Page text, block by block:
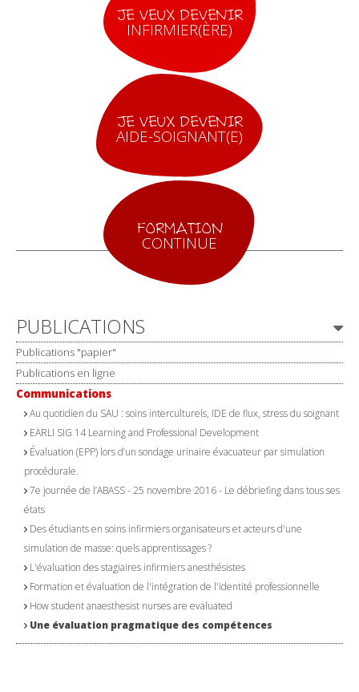
JE VEUX DEVENIR
INFIRMIER(ÈRE)
JE VEUX DEVENIR
AIDE-SOIGNANT(E)
FORMATION
CONTINUE
Navigation
PUBLICATIONS
Publications "papier"
Publications en ligne
Communications
Au quotidien du SAU : soins interculturels, IDE de flux, stress du soignant
EARLI SIG 14 Learning and Professional Development
Évaluation (EPP) lors d’un sondage urinaire évacuateur par simulation
procédurale.
7e journée de l’ABASS - 25 novembre 2016 - Le débriefing dans tous ses
états
Des étudiants en soins infirmiers organisateurs et acteurs d'une
simulation de masse: quels apprentissages ?
L'évaluation des stagiaires infirmiers anesthésistes
Formation et évaluation de l'intégration de l'identité professionnelle
How student anaesthesist nurses are evaluated
Une évaluation pragmatique des compétences